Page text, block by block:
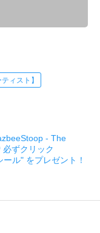
ィスト】
- The
ずクリック
ル" をプレゼント！